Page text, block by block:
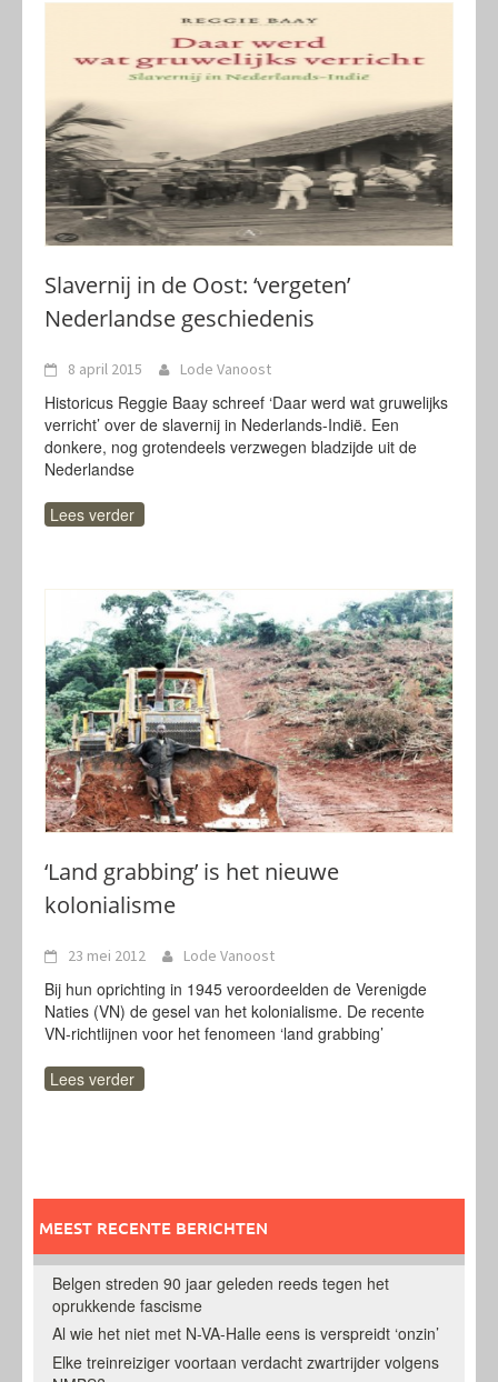
Slavernij in de Oost: ‘vergeten’
Nederlandse geschiedenis
8 april 2015 Lode Vanoost
Historicus Reggie Baay schreef ‘Daar werd wat gruwelijks
verricht’ over de slavernij in Nederlands-Indië. Een
donkere, nog grotendeels verzwegen bladzijde uit de
Nederlandse
Lees verder
‘Land grabbing’ is het nieuwe
kolonialisme
23 mei 2012 Lode Vanoost
Bij hun oprichting in 1945 veroordeelden de Verenigde
Naties (VN) de gesel van het kolonialisme. De recente
VN-richtlijnen voor het fenomeen ‘land grabbing’
Lees verder
MEEST RECENTE BERICHTEN
Belgen streden 90 jaar geleden reeds tegen het
oprukkende fascisme
Al wie het niet met N-VA-Halle eens is verspreidt ‘onzin’
Elke treinreiziger voortaan verdacht zwartrijder volgens